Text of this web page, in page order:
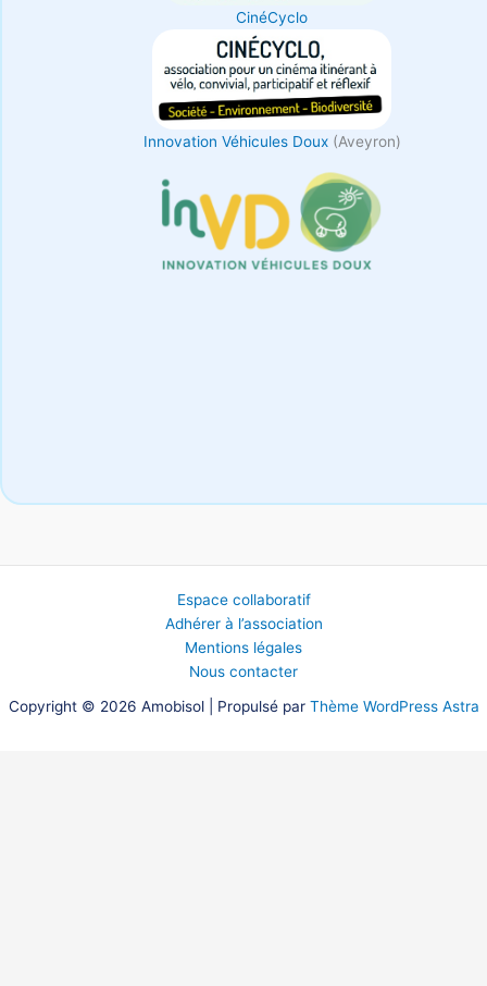
CinéCyclo
Innovation Véhicules Doux(Aveyron)
Espace collaboratif
Adhérer à l’association
Mentions légales
Nous contacter
Copyright © 2026 Amobisol | Propulsé par Thème WordPress Astra